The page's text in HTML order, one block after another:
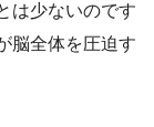
は少ないのです
脳全体を圧迫す